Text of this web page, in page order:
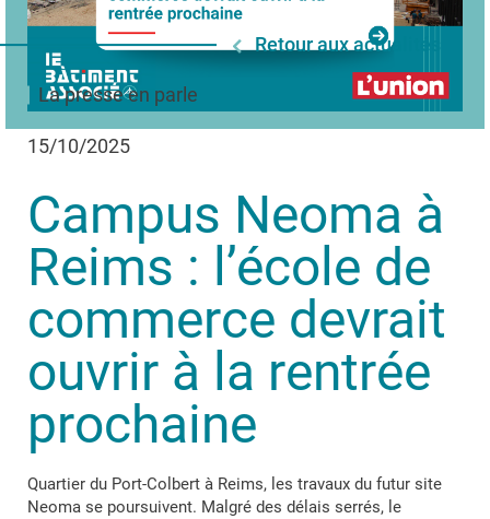
Retour aux actualités
La presse en parle
15/10/2025
Campus Neoma à
Reims : l’école de
commerce devrait
ouvrir à la rentrée
prochaine
Quartier du Port-Colbert à Reims, les travaux du futur site
Neoma se poursuivent. Malgré des délais serrés, le